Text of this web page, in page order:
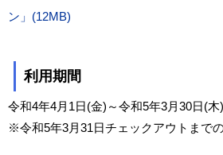
ン」(12MB)
利用期間
令和4年4月1日(金)～令和5年3月30日(木)
※令和5年3月31日チェックアウトまで